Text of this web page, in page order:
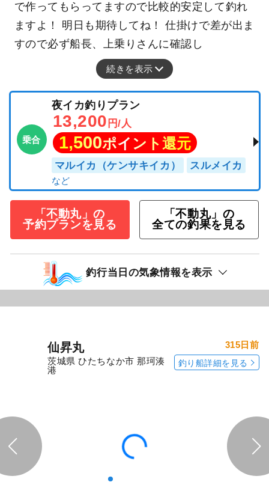
で作ってもらってますので比較的安定して釣れ
ますよ！ 明日も期待してね！ 仕掛けで差が出ま
すので必ず船長、上乗りさんに確認し
続きを表示
乗合
夜イカ釣りプラン
13,200 円/人
1,500ポイント還元
マルイカ（ケンサキイカ） スルメイカ
「不動丸」の
予約プランを見る
「不動丸」の
全ての釣果を見る
釣行当日の気象情報を表示
仙昇丸
茨城県 ひたちなか市 那珂湊
港
315日前
釣り船詳細を見る